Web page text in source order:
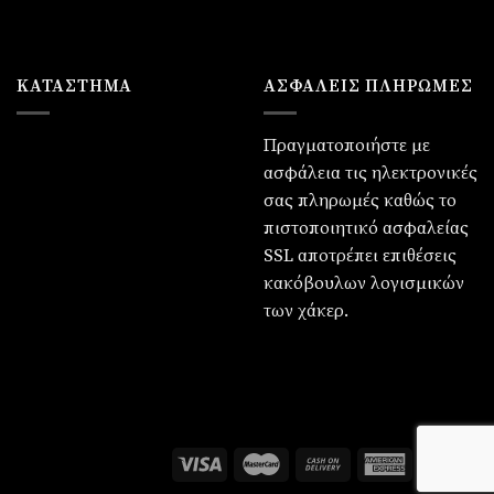
ΚΑΤΆΣΤΗΜΑ ΑΣΦΑΛΕΙΣ ΠΛΗΡΩΜΕΣ
Πραγματοποιήστε με
ασφάλεια τις ηλεκτρονικές
σας πληρωμές καθώς το
πιστοποιητικό ασφαλείας
SSL αποτρέπει επιθέσεις
κακόβουλων λογισμικών
των χάκερ.